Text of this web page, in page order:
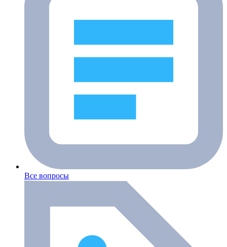
Все вопросы